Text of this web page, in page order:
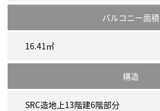
バルコニー面積
16.41㎡
構造
SRC造地上13階建6階部分